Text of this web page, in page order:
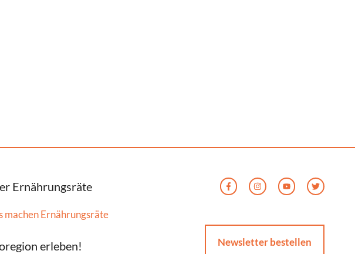
Ernährungsräte
machen Ernährungsräte
erleben! Newsletter bestellen